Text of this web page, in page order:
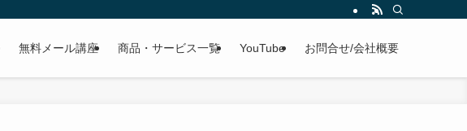
無料メール講座 商品・サービス一覧 YouTube お問合せ/会社概要